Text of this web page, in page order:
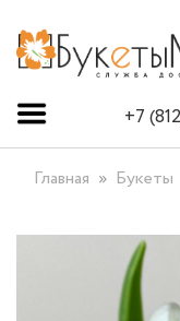
+7
Главная Букеты